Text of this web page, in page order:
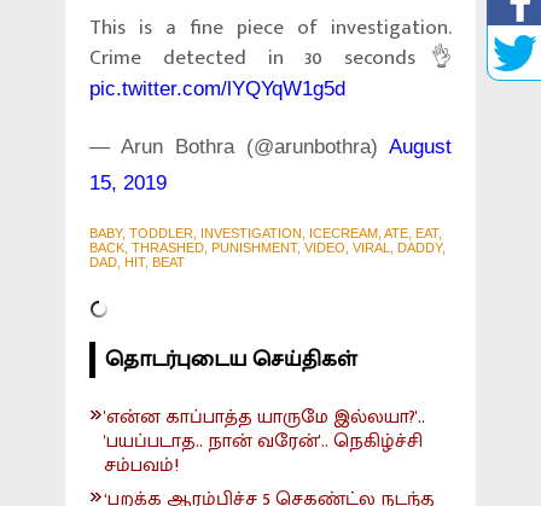
This is a fine piece of investigation.
Crime detected in 30 seconds👌
pic.twitter.com/lYQYqW1g5d
— Arun Bothra (@arunbothra) August
15, 2019
BABY, TODDLER, INVESTIGATION, ICECREAM, ATE, EAT,
BACK, THRASHED, PUNISHMENT, VIDEO, VIRAL, DADDY,
DAD, HIT, BEAT
தொடர்புடைய செய்திகள்
'என்ன காப்பாத்த யாருமே இல்லயா?'..
'பயப்படாத.. நான் வரேன்'.. நெகிழ்ச்சி
சம்பவம்!
‘பறக்க ஆரம்பிச்ச 5 செகண்ட்ல நடந்த